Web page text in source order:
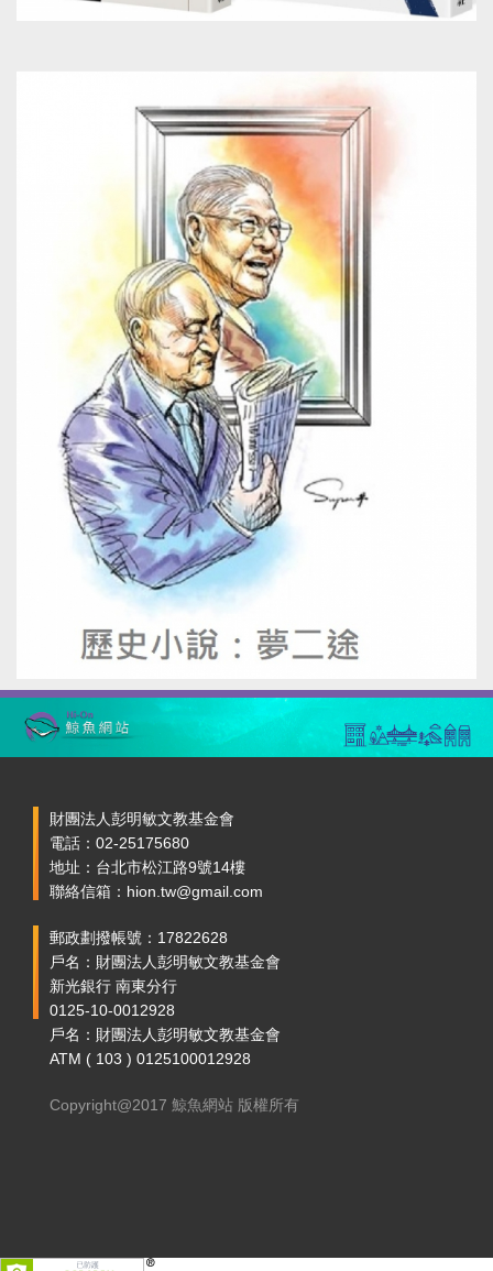
財團法人彭明敏文教基金會
電話：02-25175680
地址：台北市松江路9號14樓
聯絡信箱：hion.tw@gmail.com
郵政劃撥帳號：17822628
戶名：財團法人彭明敏文教基金會
新光銀行 南東分行
0125-10-0012928
戶名：財團法人彭明敏文教基金會
ATM ( 103 ) 0125100012928
Copyright@2017 鯨魚網站 版權所有